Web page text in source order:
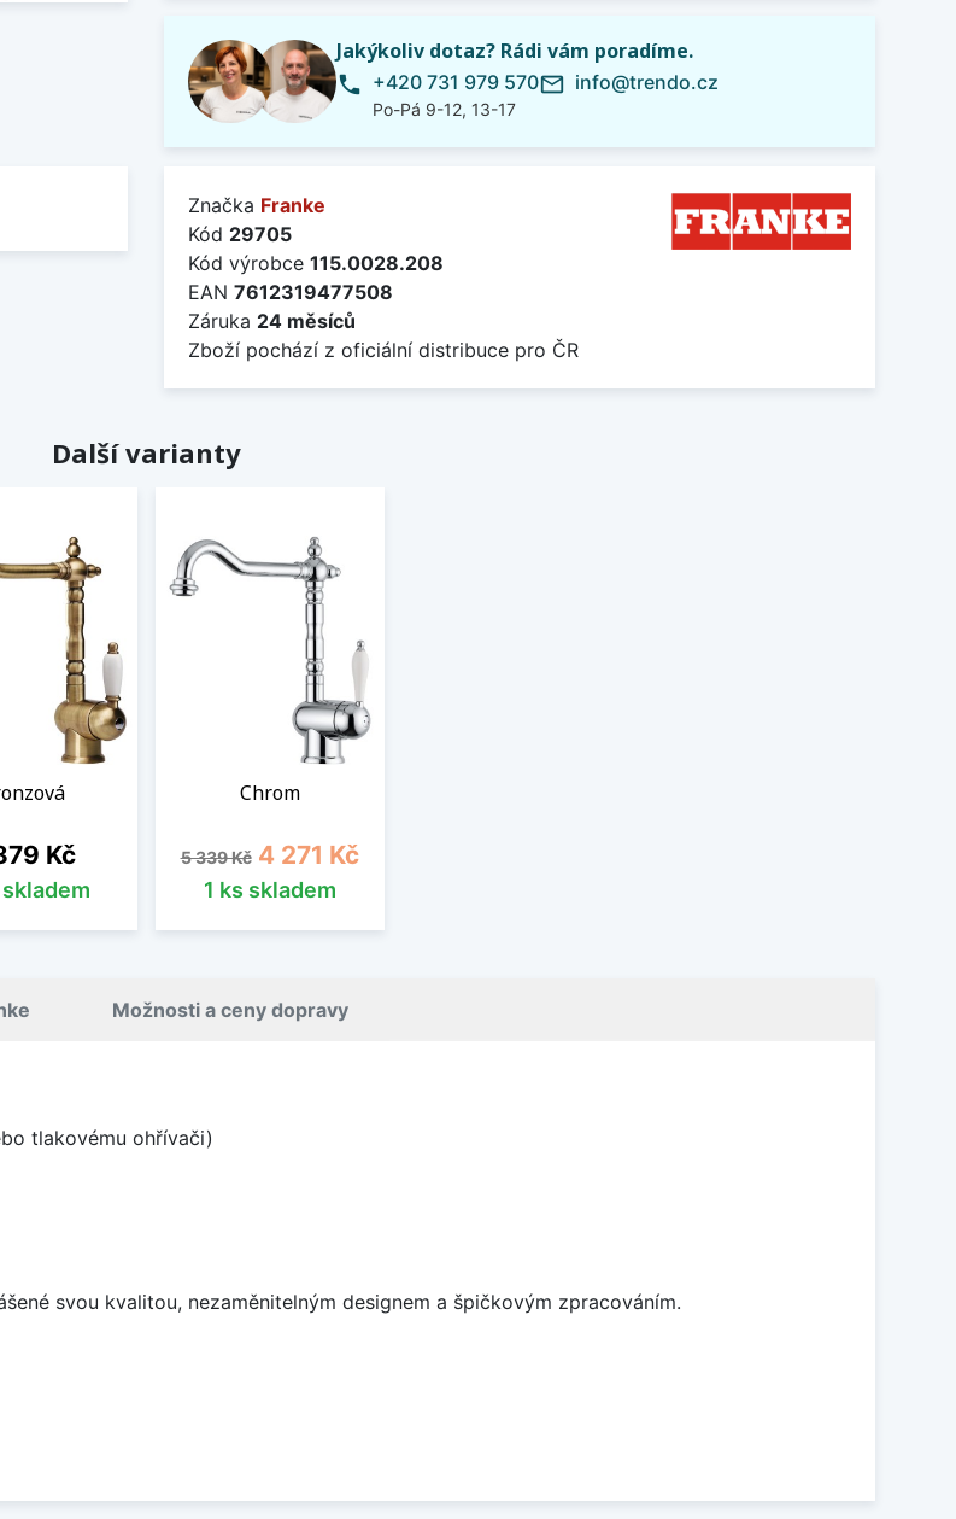
Jakýkoliv dotaz? Rádi vám poradíme.
phone +420 731 979 570
Po-Pá 9-12, 13-17
mail_outline info@trendo.cz
Značka Franke
Kód 29705
Kód výrobce 115.0028.208
EAN 7612319477508
Záruka 24 měsíců
Zboží pochází z oficiální distribuce pro ČR
Další varianty
Kč
Chrom
Běžná cena
5 339 Kč Cena
4 271 Kč
1 ks skladem
Možnosti a ceny dopravy
tlakovému ohřívači)
svou kvalitou, nezaměnitelným designem a špičkovým zpracováním.